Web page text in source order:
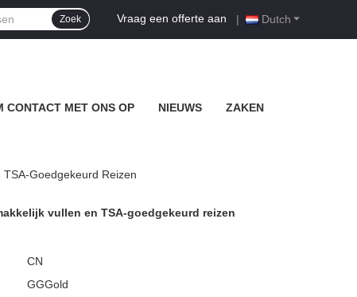
Dutch
Vraag een offerte aan |
Zoek
CONTACT MET ONS OP NIEUWS ZAKEN
Goedgekeurd Reizen
vullen en TSA-goedgekeurd reizen
CN
GGGold